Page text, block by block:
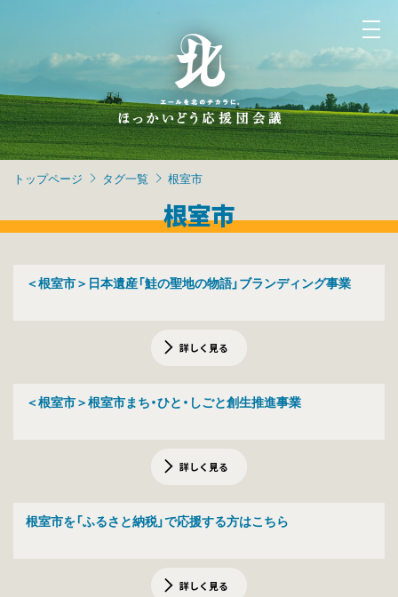
トップページ タグ一覧 根室市
根室市
＜根室市＞日本遺産「鮭の聖地の物語」ブランディング事業
詳しく見る
＜根室市＞根室市まち・ひと・しごと創生推進事業
詳しく見る
根室市を「ふるさと納税」で応援する方はこちら
詳しく見る